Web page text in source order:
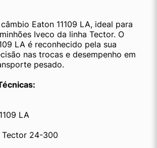
Eaton 11109 LA, ideal para
Iveco da linha Tector. O
LA é reconhecido pela sua
nas trocas e desempenho em
pesado.
LA
Tector 24-300